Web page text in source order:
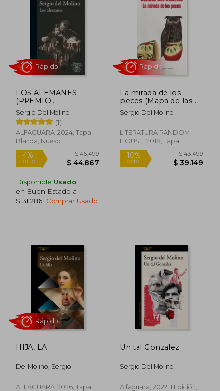
idiomas, y en más de quince países.
LOS ALEMANES
(PREMIO
ALFAGUARA 2024)
Sergio Del Molino
(1)
ALFAGUARA, 2024, Tapa
Blanda, Nuevo
Rápido
Disponible Usado
en Buen Estado a
$ 31.286 Comprar Usado
La mirada de los
peces (Mapa de las
lenguas)
Sergio Del Molino
LITERATURA RANDOM
HOUSE, 2018, Tapa
Blanda, Nuevo
HIJA, LA
Del Molino, Sergio
ALFAGUARA, 2026, Tapa
Un tal Gonzalez
Sergio Del Molino
Alfaguara, 2022, 1 Edición,